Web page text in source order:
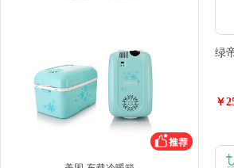
绿
￥